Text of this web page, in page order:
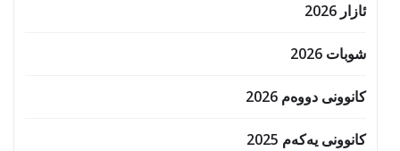
ئازار 2026
شوبات 2026
کانوونی دووەم 2026
کانوونی یەکەم 2025